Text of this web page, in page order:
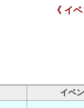
《 イ
イベ